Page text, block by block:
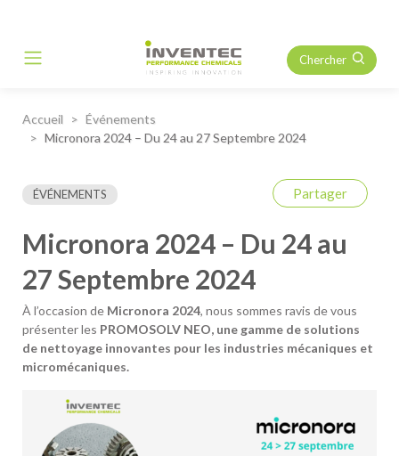
Main Navigation Chercher
Accueil
Événements
Micronora 2024 – Du 24 au 27 Septembre 2024
ÉVÉNEMENTS Partager
Micronora 2024 – Du 24 au
27 Septembre 2024
À l’occasion de Micronora 2024, nous sommes ravis de vous
présenter les PROMOSOLV NEO, une gamme de solutions
de nettoyage innovantes pour les industries mécaniques et
micromécaniques.